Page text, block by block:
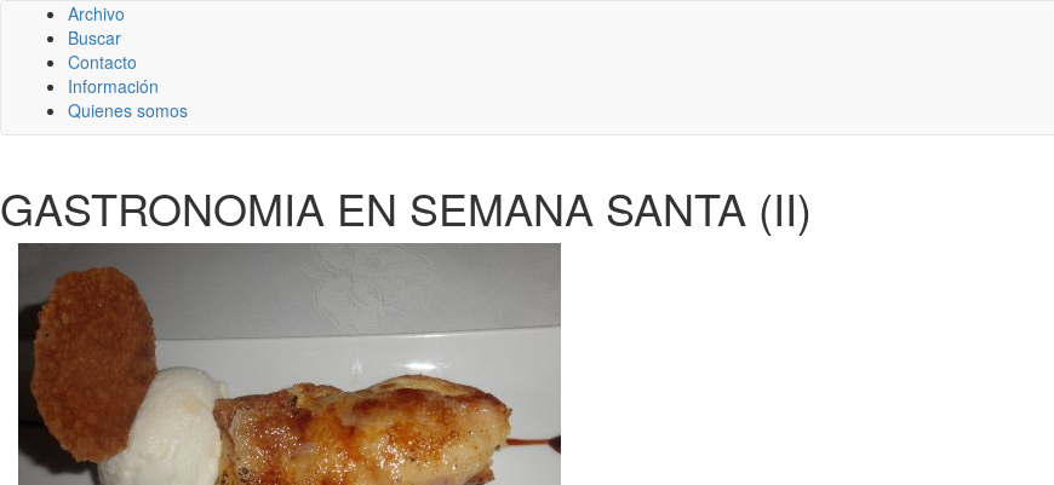
Archivo
Buscar
Contacto
Información
Quienes somos
GASTRONOMIA EN SEMANA SANTA (II)